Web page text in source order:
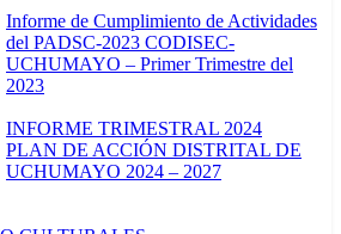
Informe de Cumplimiento de Actividades
del PADSC-2023 CODISEC-
UCHUMAYO – Primer Trimestre del
2023
INFORME TRIMESTRAL 2024
PLAN DE ACCIÓN DISTRITAL DE
UCHUMAYO 2024 – 2027